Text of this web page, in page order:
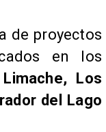
de proyectos
en los
Los
del Lago